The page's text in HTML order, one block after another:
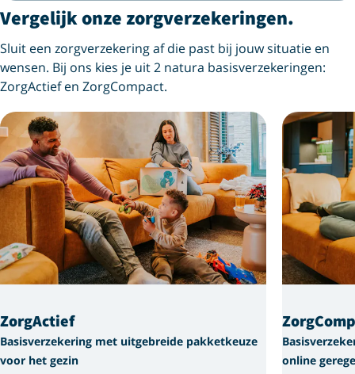
Vergelijk onze zorgverzekeringen.
Sluit een zorgverzekering af die past bij jouw situatie en
wensen. Bij ons kies je uit 2 natura basisverzekeringen:
ZorgActief en ZorgCompact.
ZorgActief
Basisverzekering met uitgebreide pakketkeuze
voor het gezin
online